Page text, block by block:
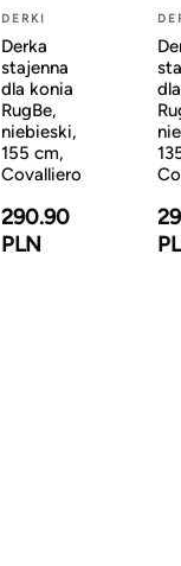
DERKI
Derka
stajenna
dla konia
RugBe,
niebieski,
155 cm,
Covalliero
290.90
PLN